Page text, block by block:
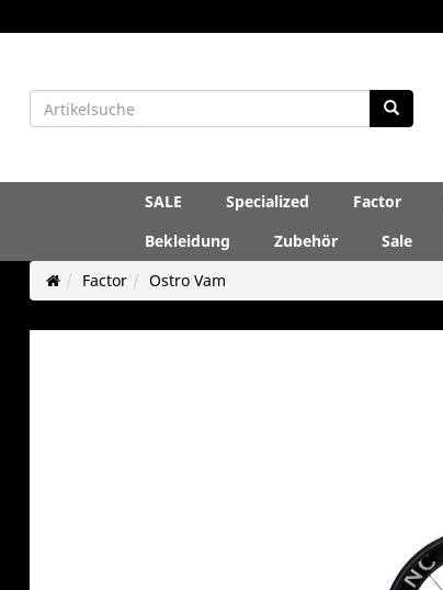
SALE Specialized Factor
Bekleidung
Zubehör Sale
Factor
Ostro Vam